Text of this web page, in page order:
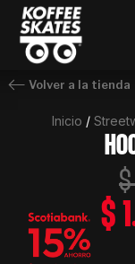
contenido
Volver a la tienda
Inicio /
$
$